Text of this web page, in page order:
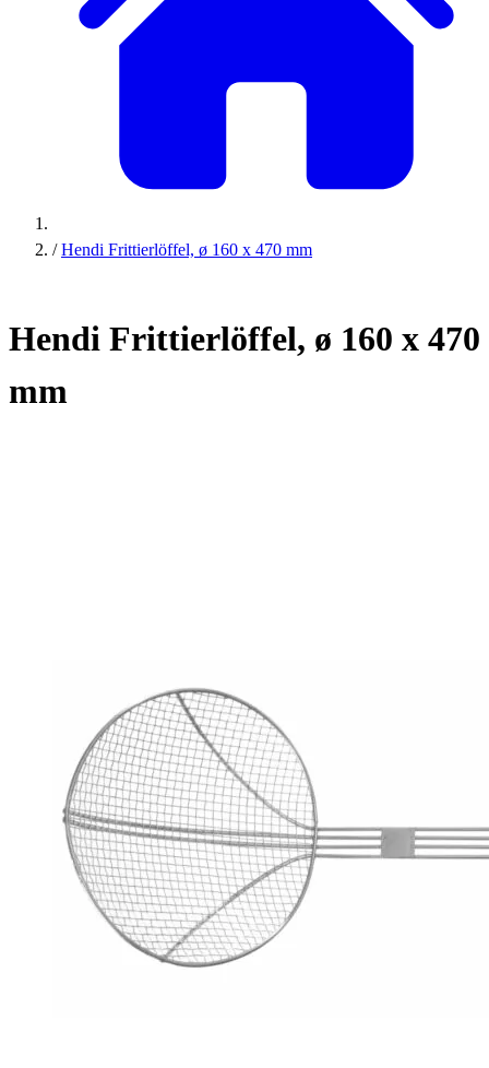
/ Hendi Frittierlöffel, ø 160 x 470 mm
Hendi Frittierlöffel, ø 160 x 470
mm